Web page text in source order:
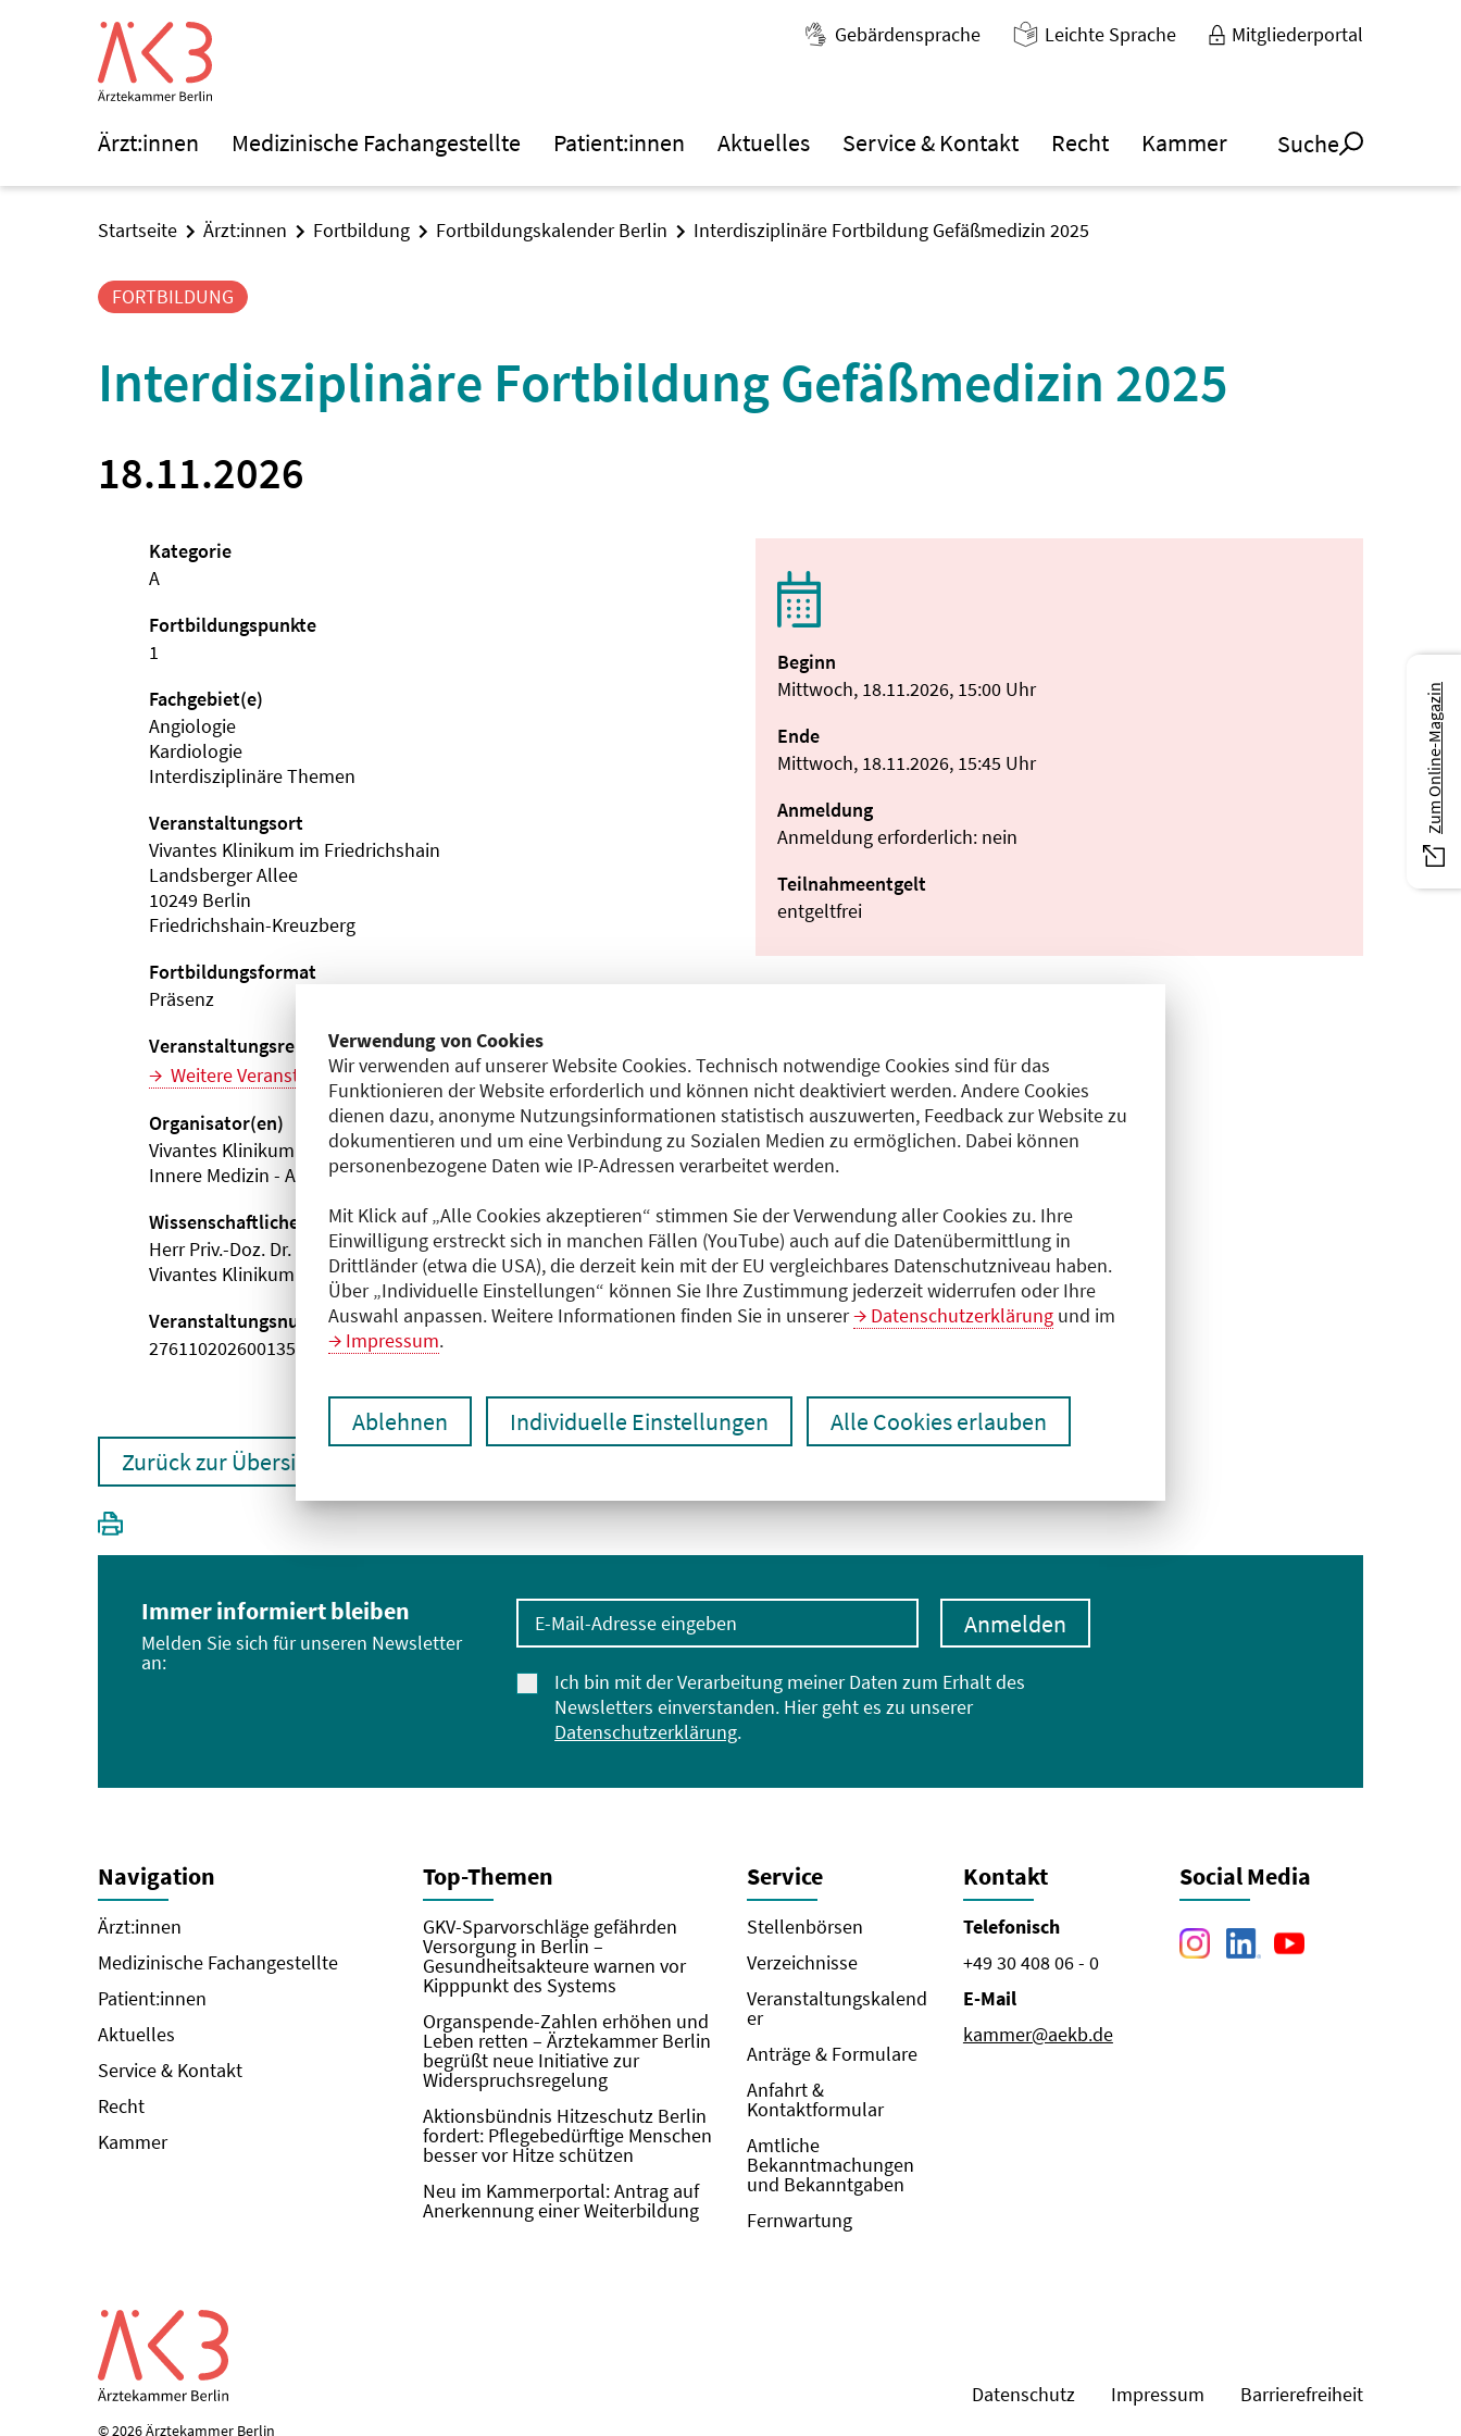
Verwendung von Cookies
Wir verwenden auf unserer Website Cookies. Technisch notwendige Cookies sind für das
Funktionieren der Website erforderlich und können nicht deaktiviert werden. Andere Cookies
dienen dazu, anonyme Nutzungsinformationen statistisch auszuwerten, Feedback zur Website zu
dokumentieren und um eine Verbindung zu Sozialen Medien zu ermöglichen. Dabei können
personenbezogene Daten wie IP-Adressen verarbeitet werden.
Mit Klick auf „Alle Cookies akzeptieren“ stimmen Sie der Verwendung aller Cookies zu. Ihre
Einwilligung erstreckt sich in manchen Fällen (YouTube) auch auf die Datenübermittlung in
Drittländer (etwa die USA), die derzeit kein mit der EU vergleichbares Datenschutzniveau haben.
Über „Individuelle Einstellungen“ können Sie Ihre Zustimmung jederzeit widerrufen oder Ihre
Auswahl anpassen. Weitere Informationen finden Sie in unserer
Datenschutzerklärung und im
Impressum.
Ablehnen Individuelle Einstellungen Alle Cookies erlauben
Gebärdensprache Leichte Sprache Mitgliederportal
Ärzt:innen Medizinische Fachangestellte Patient:innen Aktuelles Service & Kontakt Recht Kammer Suche
Startseite Ärzt:innen Fortbildung Fortbildungskalender Berlin Interdisziplinäre Fortbildung Gefäßmedizin 2025
FORTBILDUNG
Interdisziplinäre Fortbildung Gefäßmedizin 2025
18.11.2026
Beginn
Mittwoch, 18.11.2026, 15:00 Uhr
Ende
Mittwoch, 18.11.2026, 15:45 Uhr
Anmeldung
Anmeldung erforderlich: nein
Teilnahmeentgelt
entgeltfrei
Kategorie
A
Fortbildungspunkte
1
Fachgebiet(e)
Angiologie
Kardiologie
Interdisziplinäre Themen
Veranstaltungsort
Vivantes Klinikum im Friedrichshain
Landsberger Allee
10249 Berlin
Friedrichshain-Kreuzberg
Fortbildungsformat
Präsenz
Veranstaltungsreihe
Weitere Veranstaltungen dieser Reihe (3)
Organisator(en)
Vivantes Klinikum im Friedrichshain
Innere Medizin - Angiologie, Hämostaseologie
Wissenschaftliche Leitung
Herr Priv.-Doz. Dr. med. Robert Klamroth
Vivantes Klinikum im Friedrichshain
Veranstaltungsnummer
2761102026001350088
Zurück zur Übersicht
Immer informiert bleiben
Melden Sie sich für unseren Newsletter
an:
E-Mail-Adresse eingeben
Ich bin mit der Verarbeitung meiner Daten zum Erhalt des
Newsletters einverstanden. Hier geht es zu unserer
Datenschutzerklärung.
Anmelden
Navigation
Ärzt:innen
Medizinische Fachangestellte
Patient:innen
Aktuelles
Service & Kontakt
Recht
Kammer
Top-Themen
GKV-Sparvorschläge gefährden
Versorgung in Berlin –
Gesundheitsakteure warnen vor
Kipppunkt des Systems
Organspende-Zahlen erhöhen und
Leben retten – Ärztekammer Berlin
begrüßt neue Initiative zur
Widerspruchsregelung
Aktionsbündnis Hitzeschutz Berlin
fordert: Pflegebedürftige Menschen
besser vor Hitze schützen
Neu im Kammerportal: Antrag auf
Anerkennung einer Weiterbildung
Service
Stellenbörsen
Verzeichnisse
Veranstaltungskalend
er
Anträge & Formulare
Anfahrt &
Kontaktformular
Amtliche
Bekanntmachungen
und Bekanntgaben
Fernwartung
Kontakt
Telefonisch
+49 30 408 06 - 0
E-Mail
kammer@aekb.de
Social Media
Datenschutz Impressum Barrierefreiheit
© 2026 Ärztekammer Berlin
Zum Online-Magazin